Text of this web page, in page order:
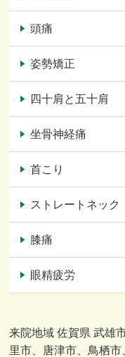
頭痛
姿勢矯正
四十肩と五十肩
坐骨神経痛
首こり
ストレートネック
膝痛
眼精疲労
来院地域 佐賀県 武雄
里市、唐津市、鳥栖市